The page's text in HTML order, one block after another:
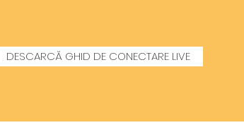
DESCARCĂ GHID DE CONECTARE LIVE